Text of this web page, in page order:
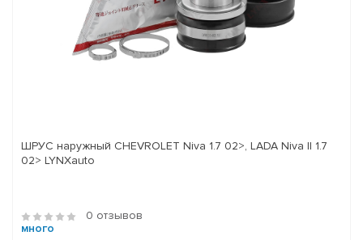
ШРУС наружный CHEVROLET Niva 1.7 02>, LADA Niva II 1.7
02> LYNXauto
0 отзывов
много